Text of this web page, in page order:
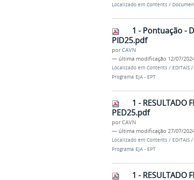
Localizado em Contents /
1 - Pontuação -
PID25.pdf
porCAVN
— última modificação 12/07/
Localizado em Contents / EDITAIS /
Programa EJA - EPT
1 - RESULTADO
PED25.pdf
porCAVN
— última modificação 27/07/
Localizado em Contents / EDITAIS /
Programa EJA - EPT
1 - RESULTADO